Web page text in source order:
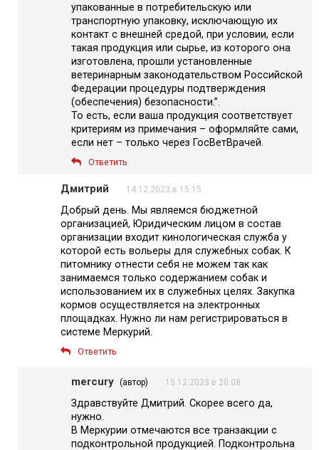
упакованные в потребительскую или
транспортную упаковку, исключающую их
контакт с внешней средой, при условии, если
такая продукция или сырье, из которого она
изготовлена, прошли установленные
ветеринарным законодательством Российской
Федерации процедуры подтверждения
(обеспечения) безопасности.”.
То есть, если ваша продукция соответствует
критериям из примечания – оформляйте сами,
если нет – только через ГосВетВрачей.
Ответить
Дмитрий 14.12.2023 в 15:15
Добрый день. Мы являемся бюджетной
организацией, Юридическим лицом в состав
организации входит кинологическая служба у
которой есть вольеры для служебных собак. К
питомнику отнести себя не можем так как
занимаемся только содержанием собак и
использованием их в служебных целях. Закупка
кормов осуществляется на электронных
площадках. Нужно ли нам регистрироваться в
системе Меркурий.
Ответить
mercury (автор) 15.12.2023 в 20:08
Здравствуйте Дмитрий. Скорее всего да,
нужно.
В Меркурии отмечаются все транзакции с
подконтрольной продукцией. Подконтрольна